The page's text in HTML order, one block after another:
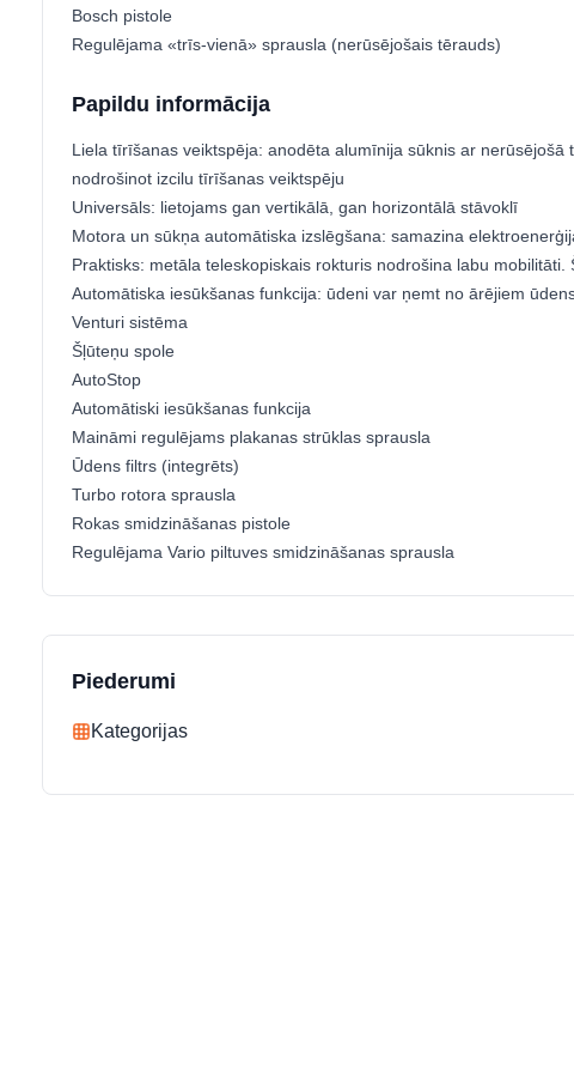
Bosch pistole
Regulējama «trīs-vienā» sprausla (nerūsējošais tērauds)
Papildu informācija
Liela tīrīšanas veiktspēja: anodēta alumīnija sūknis ar
nodrošinot izcilu tīrīšanas veiktspēju
Universāls: lietojams gan vertikālā, gan horizontālā stāvoklī
Motora un sūkņa automātiska izslēgšana: samazina
Praktisks: metāla teleskopiskais rokturis nodrošina labu
Automātiska iesūkšanas funkcija: ūdeni var ņemt no ārējiem
Venturi sistēma
Šļūteņu spole
AutoStop
Automātiski iesūkšanas funkcija
Maināmi regulējams plakanas strūklas sprausla
Ūdens filtrs (integrēts)
Turbo rotora sprausla
Rokas smidzināšanas pistole
Regulējama Vario piltuves smidzināšanas sprausla
Piederumi
Kategorijas